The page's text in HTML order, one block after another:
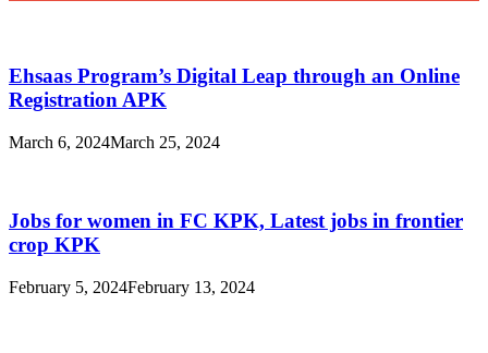
Ehsaas Program’s Digital Leap through an Online
Registration APK
March 6, 2024March 25, 2024
Jobs for women in FC KPK, Latest jobs in frontier
crop KPK
February 5, 2024February 13, 2024